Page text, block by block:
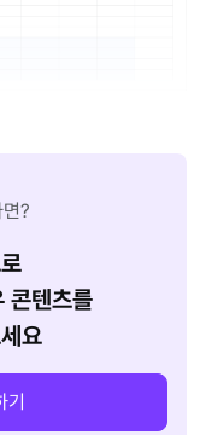
?
텐츠를
요
기